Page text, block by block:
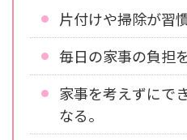
片付けや掃除が習
毎日の家事の負担
家事を考えずにで
なる。